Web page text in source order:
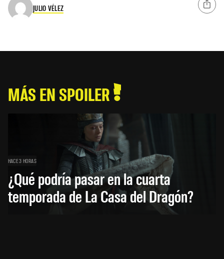
JULIO VÉLEZ
MÁS EN SPOILER
HACE 3 HORAS
¿Qué podría pasar en la cuarta
temporada de La Casa del Dragón?